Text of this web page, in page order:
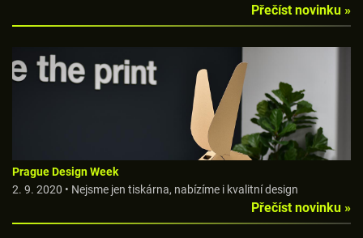
Přečíst novinku »
Prague Design Week
2. 9. 2020 • Nejsme jen tiskárna, nabízíme i kvalitní design
Přečíst novinku »